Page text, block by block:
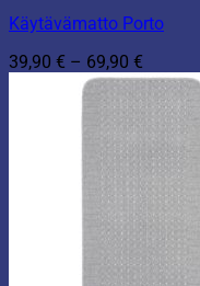
Käytävämatto Porto
39,90 € – 69,90 €
39,90 €
69,90 €